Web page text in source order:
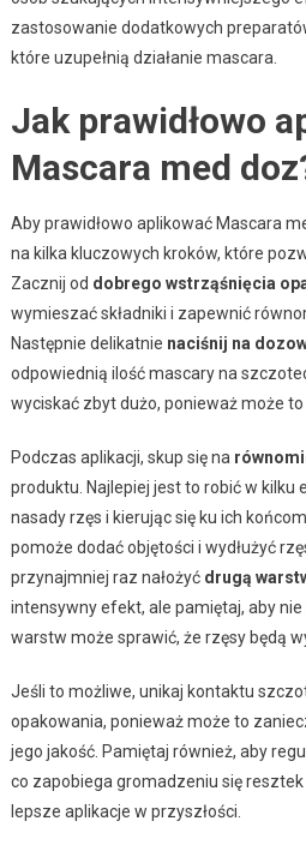
zastosowanie dodatkowych
które uzupełnią działanie mascara.
Jak prawidłowo
Mascara med
Aby prawidłowo aplikować Mascara
na kilka kluczowych kroków, które
Zacznij od dobrego wstrząśnięcia
wymieszać składniki i zapewnić
Następnie delikatnie naciśnij na
odpowiednią ilość mascary na
wyciskać zbyt dużo, ponieważ może
Podczas aplikacji, skup się na
produktu. Najlepiej jest to robić w kilku
nasady rzęs i kierując się ku ich
pomoże dodać objętości i wydłużyć
przynajmniej raz nałożyć drugą
intensywny efekt, ale pamiętaj, aby
warstw może sprawić, że rzęsy będą
Jeśli to możliwe, unikaj kontaktu
opakowania, ponieważ może to
jego jakość. Pamiętaj również, aby
co zapobiega gromadzeniu się
lepsze aplikacje w przyszłości.